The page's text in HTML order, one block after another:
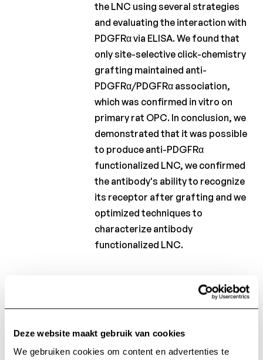
Deze website maakt gebruik van cookies
We gebruiken cookies om content en advertenties te
Wetenschappelijke
nieuwsbrieven
the LNC using several strategies
and evaluating the interaction with
PDGFRα via ELISA. We found that
only site-selective click-chemistry
grafting maintained anti-
PDGFRα/PDGFRα association,
which was confirmed in vitro on
primary rat OPC. In conclusion, we
demonstrated that it was possible
to produce anti-PDGFRα
functionalized LNC, we confirmed
the antibody's ability to recognize
its receptor after grafting and we
optimized techniques to
characterize antibody
functionalized LNC.
system; Multiple sclerosis;
Nanomedicines; Remyelination;
Surface modification; lipid